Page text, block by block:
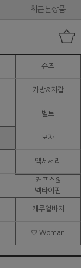
최근본상품
슈즈
가방&지갑
벨트
모자
액세서리
커프스&
넥타이핀
캐주얼바지
♡ Woman